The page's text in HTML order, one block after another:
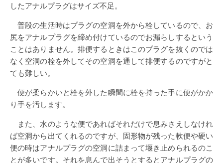
したアナルプラグはサイズ不足。
普段の生活時はプラグの空洞を外から栓しているので、お
尻をアナルプラグを締め付けているのでお漏らしするという
ことはありません。排便するときはこのプラグを抜くのでは
なく空洞の栓を外してその空洞を通して排便するのですがと
ても難しい。
便が柔らかいと栓を外した瞬間に栓を持った手に便がかか
り手を汚します。
また、水のような便であればそれだけで息みさえしなけれ
ば空洞から出てくれるのですが、固形物が残った軟便や硬い
便の時はアナルプラグの空洞に詰まって堰き止められるのこ
とが多いです。それを息んで出そうとするとアナルプラグの